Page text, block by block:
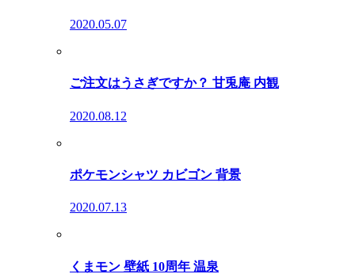
2020.05.07
ご注文はうさぎですか？ 甘兎庵 内観
2020.08.12
ポケモンシャツ カビゴン 背景
2020.07.13
くまモン 壁紙 10周年 温泉